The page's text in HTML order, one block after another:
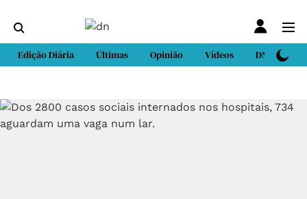
Edição Diária Últimas Opinião Vídeos DN Sport